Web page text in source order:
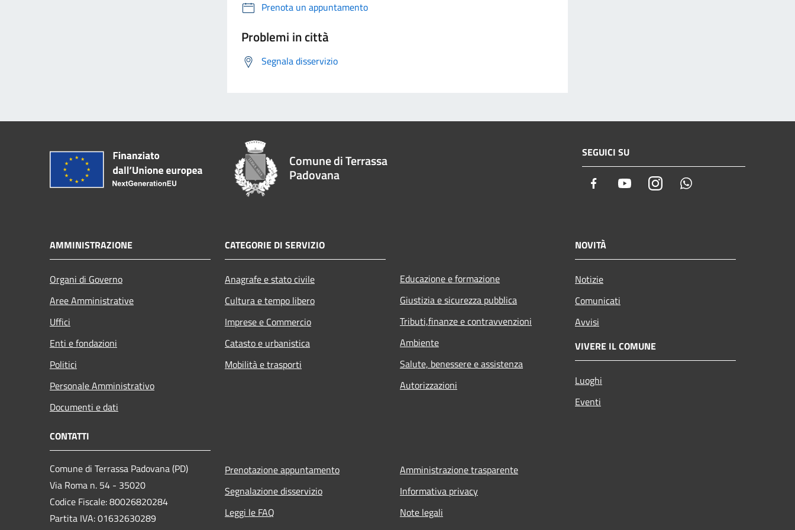
Prenota un appuntamento
Problemi in città
Segnala disservizio
Comune di Terrassa
Padovana
SEGUICI SU
Facebook YoutubeInstagram
AMMINISTRAZIONE
Organi di Governo
Aree Amministrative
Uffici
Enti e fondazioni
Politici
Personale Amministrativo
Documenti e dati
CATEGORIE DI SERVIZIO
Anagrafe e stato civile
Cultura e tempo libero
Imprese e Commercio
Catasto e urbanistica
Mobilità e trasporti
Educazione e formazione
Giustizia e sicurezza pubblica
Tributi,finanze e contravvenzioni
Ambiente
Salute, benessere e assistenza
Autorizzazioni
NOVITÀ
Notizie
Comunicati
Avvisi
VIVERE IL COMUNE
Luoghi
Eventi
CONTATTI
Comune di Terrassa Padovana (PD)
Via Roma n. 54 - 35020
Codice Fiscale: 80026820284
Partita IVA: 01632630289
Prenotazione appuntamento
Segnalazione disservizio
Leggi le FAQ
Amministrazione trasparente
Informativa privacy
Note legali